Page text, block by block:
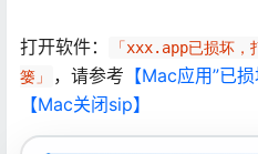
打开软件：
「xxx.app已损坏，
篓」
，请参考 【Mac应用”已
【Mac关闭sip】